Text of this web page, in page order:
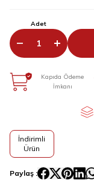
Adet
Kapıda Ödeme
İmkanı
İndirimli
Ürün
Paylaş :